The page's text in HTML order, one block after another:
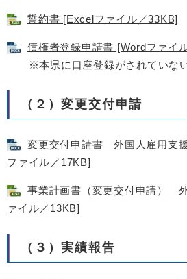
誓約書 [Excelファイル／33KB]
債権者登録申請書 [Wordファイ
※本県に口座登録がされていな
（２）変更交付申請
変更交付申請書 外国人雇用支
ファイル／17KB]
事業計画書（変更交付申請）
ァイル／13KB]
（３）実績報告